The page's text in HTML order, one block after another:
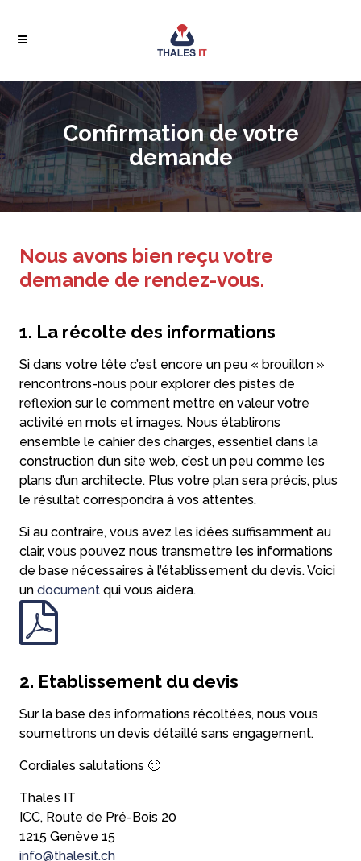
Confirmation de votre
demande
Nous avons bien reçu votre
demande de rendez-vous.
1. La récolte des informations
Si dans votre tête c’est encore un peu « brouillon »
rencontrons-nous pour explorer des pistes de
reflexion sur le comment mettre en valeur votre
activité en mots et images. Nous établirons
ensemble le cahier des charges, essentiel dans la
construction d’un site web, c’est un peu comme les
plans d’un architecte. Plus votre plan sera précis, plus
le résultat correspondra à vos attentes.
Si au contraire, vous avez les idées suffisamment au
clair, vous pouvez nous transmettre les informations
de base nécessaires à l’établissement du devis. Voici
un documentqui vous aidera.
2. Etablissement du devis
Sur la base des informations récoltées, nous vous
soumettrons un devis détaillé sans engagement.
Cordiales salutations 🙂
Thales IT
ICC, Route de Pré-Bois 20
1215 Genève 15
info@thalesit.ch